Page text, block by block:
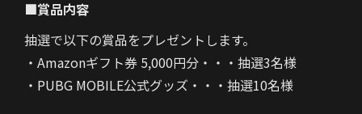
■賞品内容
抽選で以下の賞品をプレゼントします。
・Amazonギフト券 5,000円分・・・抽選3名様
・PUBG MOBILE公式グッズ・・・抽選10名様